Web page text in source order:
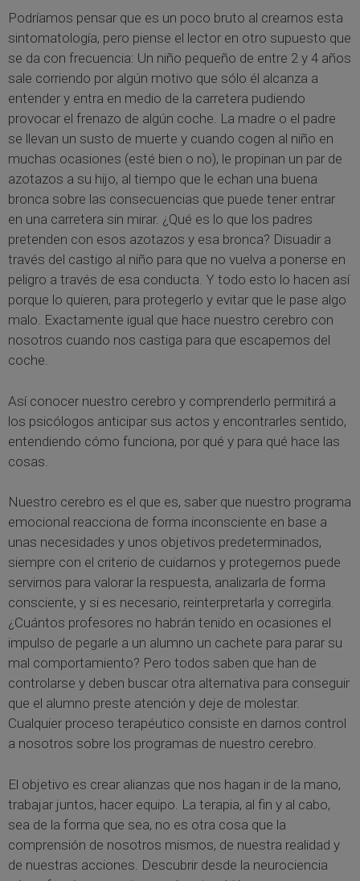
Podríamos pensar que es un poco bruto al crearnos esta
sintomatología, pero piense el lector en otro supuesto que
se da con frecuencia: Un niño pequeño de entre 2 y 4 años
sale corriendo por algún motivo que sólo él alcanza a
entender y entra en medio de la carretera pudiendo
provocar el frenazo de algún coche. La madre o el padre
se llevan un susto de muerte y cuando cogen al niño en
muchas ocasiones (esté bien o no), le propinan un par de
azotazos a su hijo, al tiempo que le echan una buena
bronca sobre las consecuencias que puede tener entrar
en una carretera sin mirar. ¿Qué es lo que los padres
pretenden con esos azotazos y esa bronca? Disuadir a
través del castigo al niño para que no vuelva a ponerse en
peligro a través de esa conducta. Y todo esto lo hacen así
porque lo quieren, para protegerlo y evitar que le pase algo
malo. Exactamente igual que hace nuestro cerebro con
nosotros cuando nos castiga para que escapemos del
coche.
Así conocer nuestro cerebro y comprenderlo permitirá a
los psicólogos anticipar sus actos y encontrarles sentido,
entendiendo cómo funciona, por qué y para qué hace las
cosas.
Nuestro cerebro es el que es, saber que nuestro programa
emocional reacciona de forma inconsciente en base a
unas necesidades y unos objetivos predeterminados,
siempre con el criterio de cuidarnos y protegernos puede
servirnos para valorar la respuesta, analizarla de forma
consciente, y si es necesario, reinterpretarla y corregirla.
¿Cuántos profesores no habrán tenido en ocasiones el
impulso de pegarle a un alumno un cachete para parar su
mal comportamiento? Pero todos saben que han de
controlarse y deben buscar otra alternativa para conseguir
que el alumno preste atención y deje de molestar.
Cualquier proceso terapéutico consiste en darnos control
a nosotros sobre los programas de nuestro cerebro.
El objetivo es crear alianzas que nos hagan ir de la mano,
trabajar juntos, hacer equipo. La terapia, al fin y al cabo,
sea de la forma que sea, no es otra cosa que la
comprensión de nosotros mismos, de nuestra realidad y
de nuestras acciones. Descubrir desde la neurociencia